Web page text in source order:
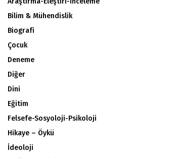
Bilim & Mühendislik
Biografi
Çocuk
Deneme
Diğer
Dini
Eğitim
Felsefe-Sosyoloji-Psikoloji
Hikaye – Öykü
İdeoloji